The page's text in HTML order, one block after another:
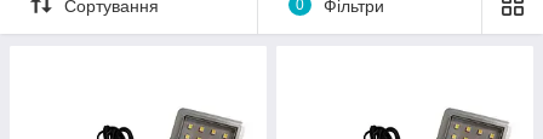
Сортування 0 Фільтри